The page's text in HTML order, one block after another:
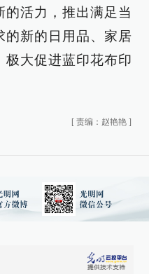
的活力，推出满足当
的新的日用品、家居
极大促进蓝印花布印
[ 责编：赵艳艳 ]